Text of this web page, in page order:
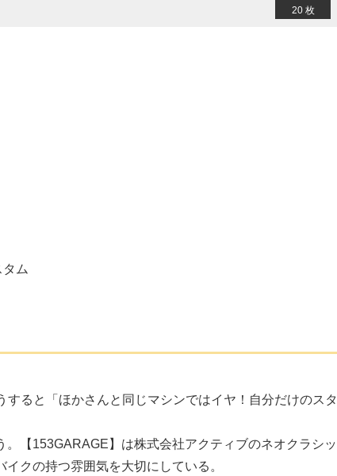
20 枚
ム
ると「ほかさんと同じマシンではイヤ！自分だけのスタ
【153GARAGE】は株式会社アクティブのネオクラシッ
クの持つ雰囲気を大切にしている。